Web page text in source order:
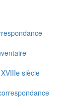
siècle